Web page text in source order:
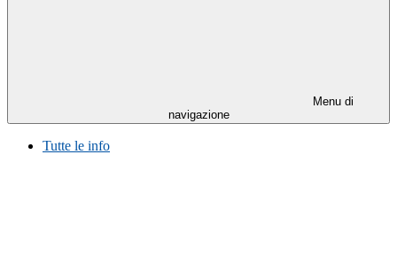
Menu di
navigazione
Tutte le info